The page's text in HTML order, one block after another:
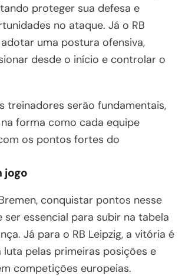
proteger sua defesa e
no ataque. Já o RB
uma postura ofensiva,
desde o início e controlar o
treinadores serão fundamentais,
forma como cada equipe
os pontos fortes do
jogo
conquistar pontos nesse
essencial para subir na tabela
Já para o RB Leipzig, a vitória é
luta pelas primeiras posições e
competições europeias.